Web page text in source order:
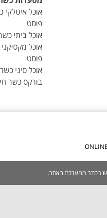
אוכל
פוסט
אוכל ביתי
אוכל
פוסט
אוכל סיני
בורקס כשר